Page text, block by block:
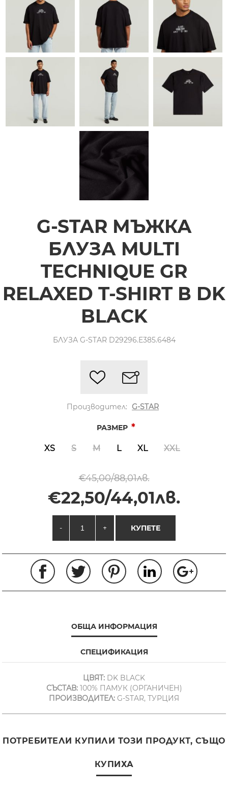
G-STAR МЪЖКА
БЛУЗА MULTI
TECHNIQUE GR
RELAXED T-SHIRT В DK
BLACK
БЛУЗА G-STAR D29296.E385.6484
Производител: G-STAR
РАЗМЕР *
XS S M L XL XXL
€45,00/88,01лв.
€22,50/44,01лв.
- + КУПЕТЕ
ОБЩА ИНФОРМАЦИЯ
СПЕЦИФИКАЦИЯ
ЦВЯТ: DK BLACK
СЪСТАВ:100% ПАМУК (ОРГАНИЧЕН)
ПРОИЗВОДИТЕЛ: G-STAR, ТУРЦИЯ
ПОТРЕБИТЕЛИ КУПИЛИ ТОЗИ ПРОДУКТ, СЪЩО
КУПИХА